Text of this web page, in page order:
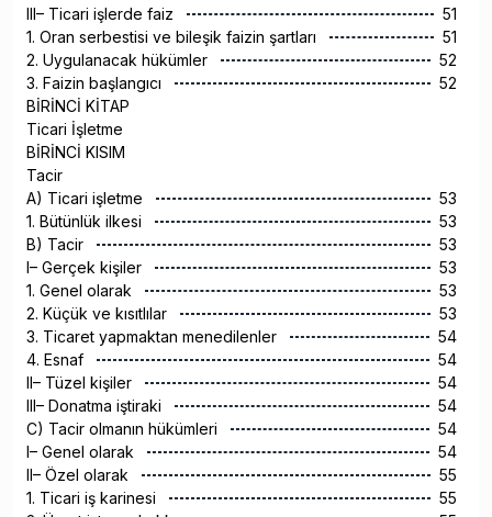
III– Ticari işlerde faiz
51
1. Oran serbestisi ve bileşik faizin şartları
51
2. Uygulanacak hükümler
52
3. Faizin başlangıcı
52
BİRİNCİ KİTAP
Ticari İşletme
BİRİNCİ KISIM
Tacir
A) Ticari işletme
53
1. Bütünlük ilkesi
53
B) Tacir
53
I– Gerçek kişiler
53
1. Genel olarak
53
2. Küçük ve kısıtlılar
53
3. Ticaret yapmaktan menedilenler
54
4. Esnaf
54
II– Tüzel kişiler
54
III– Donatma iştiraki
54
C) Tacir olmanın hükümleri
54
I– Genel olarak
54
II– Özel olarak
55
1. Ticari iş karinesi
55